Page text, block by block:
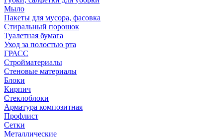
Мыло
Пакеты для мусора, фасовка
Стиральный порошок
Туалетная бумага
Уход за полостью рта
ГРАСС
Стройматериалы
Стеновые материалы
Блоки
Кирпич
Стеклоблоки
Арматура композитная
Профлист
Сетки
Металлические